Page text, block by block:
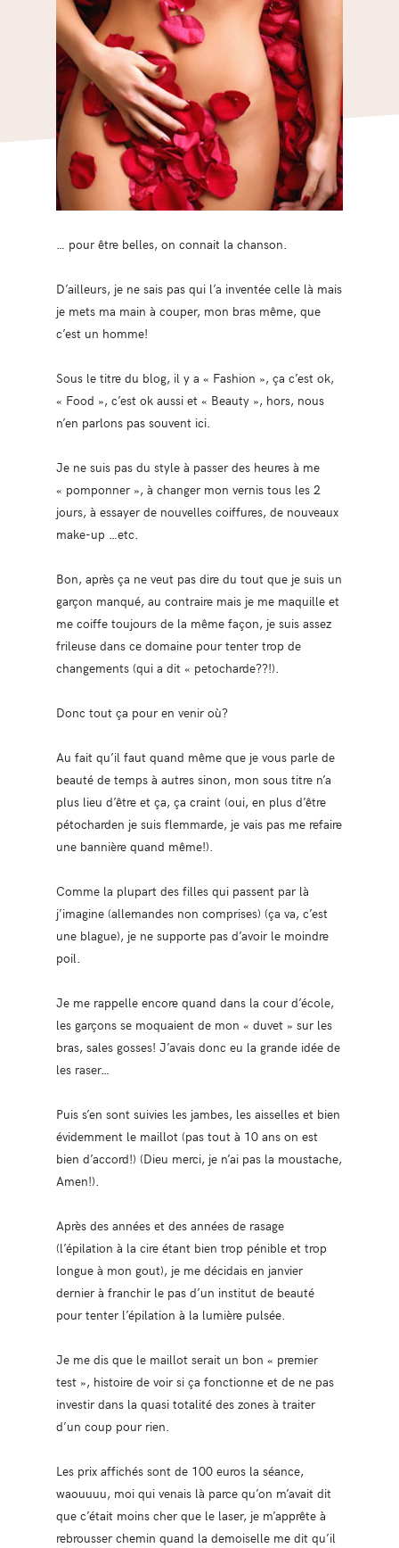
… pour être belles, on connait la chanson.
D’ailleurs, je ne sais pas qui l’a inventée celle là mais
je mets ma main à couper, mon bras même, que
c’est un homme!
Sous le titre du blog, il y a « Fashion », ça c’est ok,
« Food », c’est ok aussi et « Beauty », hors, nous
n’en parlons pas souvent ici.
Je ne suis pas du style à passer des heures à me
« pomponner », à changer mon vernis tous les 2
jours, à essayer de nouvelles coiffures, de nouveaux
make-up …etc.
Bon, après ça ne veut pas dire du tout que je suis un
garçon manqué, au contraire mais je me maquille et
me coiffe toujours de la même façon, je suis assez
frileuse dans ce domaine pour tenter trop de
changements (qui a dit « petocharde??!).
Donc tout ça pour en venir où?
Au fait qu’il faut quand même que je vous parle de
beauté de temps à autres sinon, mon sous titre n’a
plus lieu d’être et ça, ça craint (oui, en plus d’être
pétocharden je suis flemmarde, je vais pas me refaire
une bannière quand même!).
Comme la plupart des filles qui passent par là
j’imagine (allemandes non comprises) (ça va, c’est
une blague), je ne supporte pas d’avoir le moindre
poil.
Je me rappelle encore quand dans la cour d’école,
les garçons se moquaient de mon « duvet » sur les
bras, sales gosses! J’avais donc eu la grande idée de
les raser…
Puis s’en sont suivies les jambes, les aisselles et bien
évidemment le maillot (pas tout à 10 ans on est
bien d’accord!) (Dieu merci, je n’ai pas la moustache,
Amen!).
Après des années et des années de rasage
(l’épilation à la cire étant bien trop pénible et trop
longue à mon gout), je me décidais en janvier
dernier à franchir le pas d’un institut de beauté
pour tenter l’épilation à la lumière pulsée.
Je me dis que le maillot serait un bon « premier
test », histoire de voir si ça fonctionne et de ne pas
investir dans la quasi totalité des zones à traiter
d’un coup pour rien.
Les prix affichés sont de 100 euros la séance,
waouuuu, moi qui venais là parce qu’on m’avait dit
que c’était moins cher que le laser, je m’apprête à
rebrousser chemin quand la demoiselle me dit qu’il